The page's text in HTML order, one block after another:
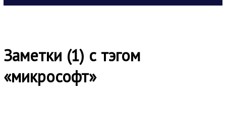
Заметки (1) с тэгом
«микрософт»